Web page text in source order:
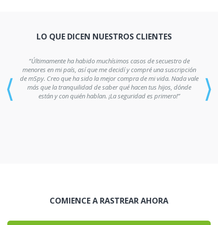
LO QUE DICEN NUESTROS CLIENTES
“Últimamente ha habido muchísimos casos de secuestro de
menores en mi país, así que me decidí y compré una suscripción
de mSpy. Creo que ha sido la mejor compra de mi vida. Nada vale
más que la tranquilidad de saber qué hacen tus hijos, dónde
están y con quién hablan. ¡La seguridad es primero!”
⟨ ⟩
COMIENCE A RASTREAR AHORA